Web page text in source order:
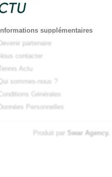
Informations supplémentaires
Devenir partenaire
Nous contacter
Tennis Actu
Qui sommes-nous ?
Conditions Générales
Données Personnelles
Produit par Swar Agency.